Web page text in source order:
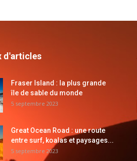
d'articles
Fraser Island : la plus grande
île de sable du monde
5 septembre 2023
Great Ocean Road : une route
entre surf, koalas et paysages...
5 septembre 2023